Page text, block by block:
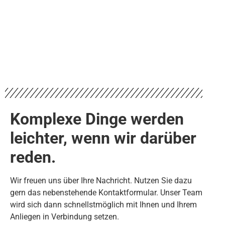
Komplexe Dinge werden
leichter, wenn wir darüber
reden.
Wir freuen uns über Ihre Nachricht. Nutzen Sie dazu
gern das nebenstehende Kontaktformular. Unser Team
wird sich dann schnellstmöglich mit Ihnen und Ihrem
Anliegen in Verbindung setzen.